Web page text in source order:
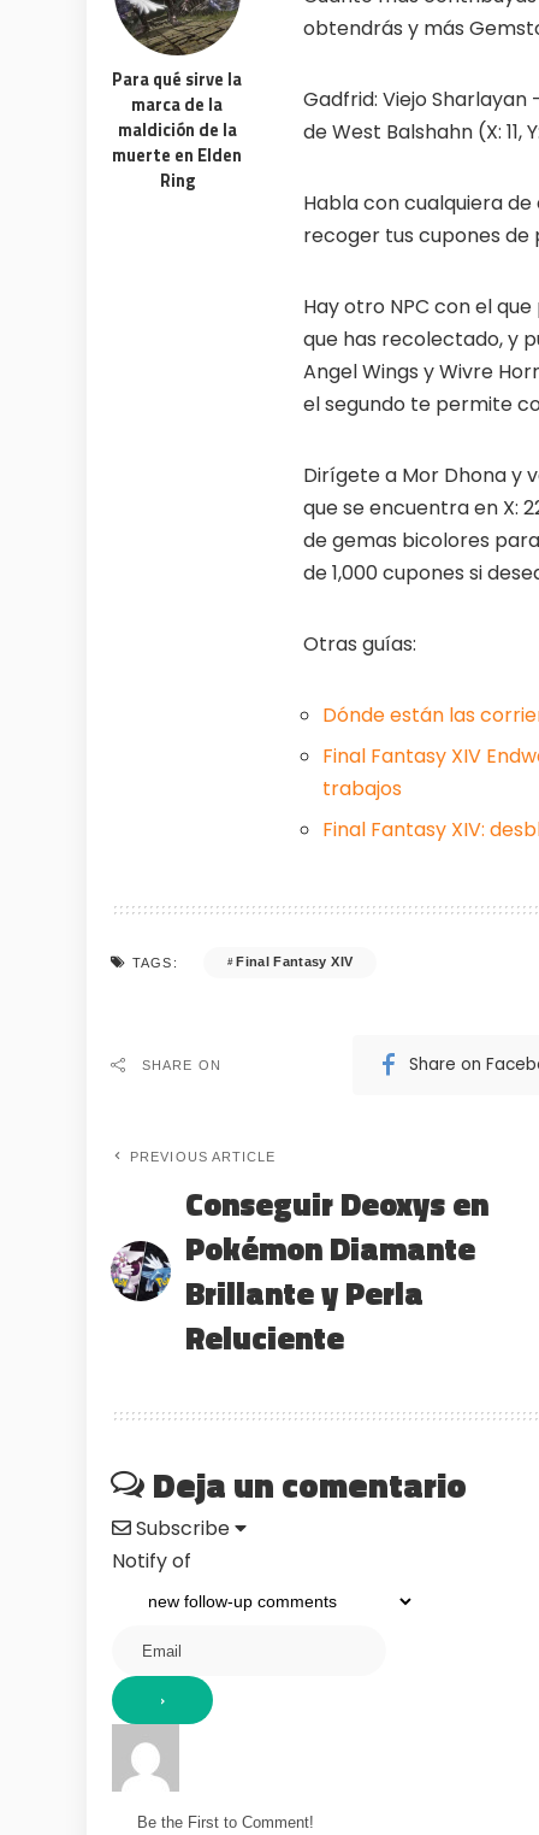
Para qué sirve la
marca de la
maldición de la
muerte en Elden
Ring
obtendrás y más
Gadfrid: Viejo Sharlayan
de West Balshahn (X: 11,
Habla con cualquiera
recoger tus cupones de
Hay otro NPC con el
que has recolectado, y
Angel Wings y Wivre
el segundo te permite
Dirígete a Mor Dhona y
que se encuentra en X:
de gemas bicolores
de 1,000 cupones si
Otras guías:
Dónde están las
Final Fantasy XIV
trabajos
Final Fantasy XIV:
TAGS: Final Fantasy XIV
SHARE ON Share on
PREVIOUS ARTICLE
Conseguir Deoxys en
Pokémon Diamante
Brillante y Perla
Reluciente
Deja un comentario
Subscribe
Notify of